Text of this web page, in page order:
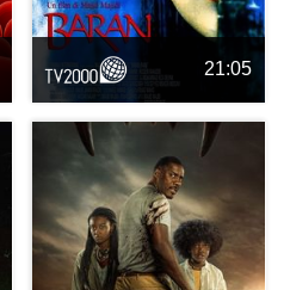
21:05